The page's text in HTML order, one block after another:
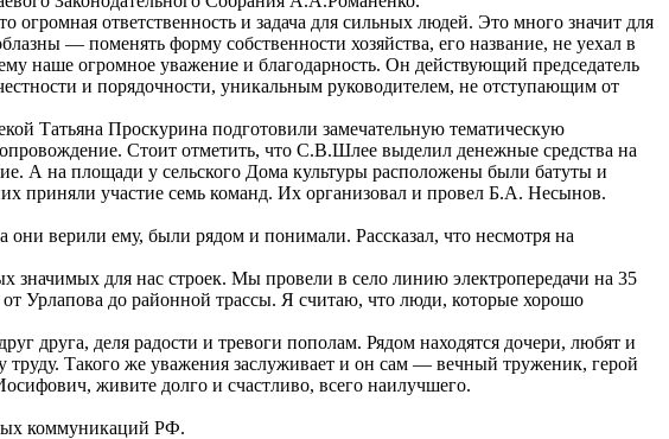
ответственность и задача для сильных людей. Это много значит для
— поменять форму собственности хозяйства, его название, не уехал в
наше огромное уважение и благодарность. Он действующий председатель
и порядочности, уникальным руководителем, не отступающим от
Татьяна Проскурина подготовили замечательную тематическую
Стоит отметить, что С.В.Шлее выделил денежные средства на
А на площади у сельского Дома культуры расположены были батуты и
приняли участие семь команд. Их организовал и провел Б.А. Несынов.
верили ему, были рядом и понимали. Рассказал, что несмотря на
для нас строек. Мы провели в село линию электропередачи на 35
Урлапова до районной трассы. Я считаю, что люди, которые хорошо
друга, деля радости и тревоги пополам. Рядом находятся дочери, любят и
Такого же уважения заслуживает и он сам — вечный труженик, герой
живите долго и счастливо, всего наилучшего.
коммуникаций РФ.